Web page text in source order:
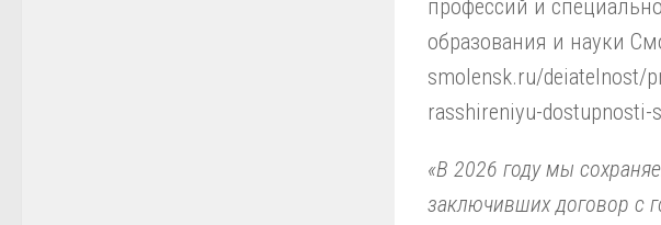
профессий и
образования и науки
smolensk.ru/deiatelnost/
rasshireniyu-dostupnosti-
«В 2026 году мы
заключивших договор с